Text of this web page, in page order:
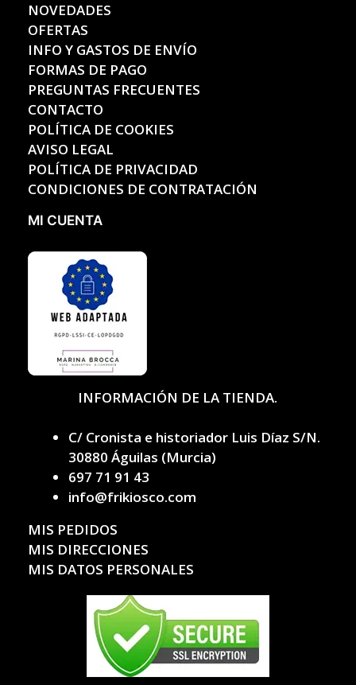
NOVEDADES
OFERTAS
INFO Y GASTOS DE ENVÍO
FORMAS DE PAGO
PREGUNTAS FRECUENTES
CONTACTO
POLÍTICA DE COOKIES
AVISO LEGAL
POLÍTICA DE PRIVACIDAD
CONDICIONES DE CONTRATACIÓN
MI CUENTA
INFORMACIÓN DE LA TIENDA.
C/ Cronista e historiador Luis Díaz S/N.
30880 Águilas (Murcia)
697 71 91 43
info@frikiosco.com
MIS PEDIDOS
MIS DIRECCIONES
MIS DATOS PERSONALES